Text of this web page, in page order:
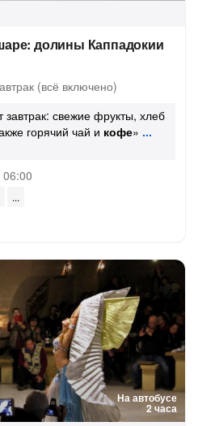
долины Каппадокии
(всё включено)
завтрак: свежие фрукты, хлеб
горячий чай и кофе»
На автобусе
2 часа